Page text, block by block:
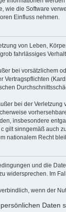
wie die Software
Einfluss nehmen.
von Leben,
fahrlässiges
bei vorsätzlichem
Vertragspflichten
bei der
insbesondere
gilt sinngemäß auch
nationalem Recht
und die
widersprechen. Im
wenn der
Daten